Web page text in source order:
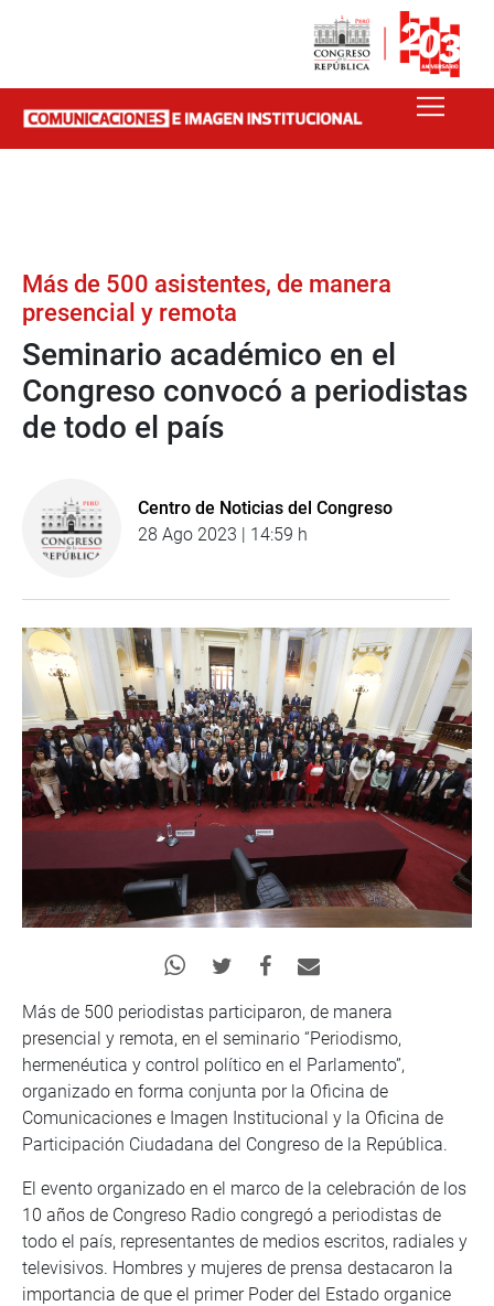
Más de 500 asistentes, de manera
presencial y remota
Seminario académico en el
Congreso convocó a periodistas
de todo el país
Centro de Noticias del Congreso
28 Ago 2023 | 14:59 h
Más de 500 periodistas participaron, de manera
presencial y remota, en el seminario “Periodismo,
hermenéutica y control político en el Parlamento”,
organizado en forma conjunta por la Oficina de
Comunicaciones e Imagen Institucional y la Oficina de
Participación Ciudadana del Congreso de la República.
El evento organizado en el marco de la celebración de los
10 años de Congreso Radio congregó a periodistas de
todo el país, representantes de medios escritos, radiales y
televisivos. Hombres y mujeres de prensa destacaron la
importancia de que el primer Poder del Estado organice